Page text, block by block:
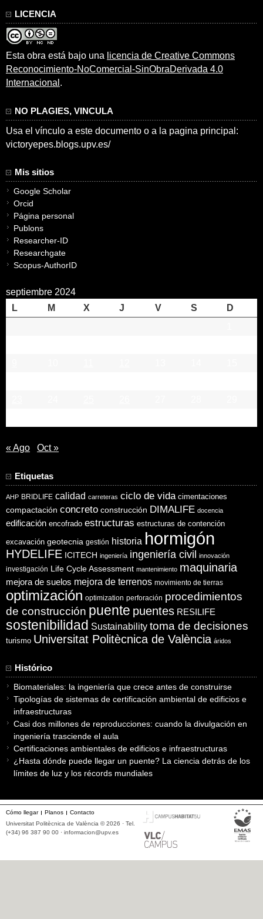
LICENCIA
Esta obra está bajo una licencia de Creative Commons
Reconocimiento-NoComercial-SinObraDerivada 4.0
Internacional .
NO PLAGIES, VINCULA
Usa el vínculo a este documento o a la pagina principal:
victoryepes.blogs.upv.es/
Mis sitios
Google Scholar
Orcid
Página personal
Publons
Researcher-ID
Researchgate
Scopus-AuthorID
septiembre 2024
L
M X J V S
D
« Ago Oct »
Etiquetas
AHP BRIDLIFE calidad carreteras ciclo de vida cimentaciones
compactación concreto construcción DIMALIFE docencia
edificación encofrado estructuras estructuras de contención
excavación geotecnia gestión historia hormigón
HYDELIFE ICITECH ingeniería ingeniería civil innovación
investigación Life Cycle Assessment mantenimiento maquinaria
mejora de suelos mejora de terrenos movimiento de tierras
optimización optimization perforación procedimientos
de construcción puente puentes RESILIFE
sostenibilidad Sustainability toma de decisiones
turismo Universitat Politècnica de València áridos
Histórico
Biomateriales: la ingeniería que crece antes de construirse
Tipologías de sistemas de certificación ambiental de edificios e
infraestructuras
Casi dos millones de reproducciones: cuando la divulgación en
ingeniería trasciende el aula
Certificaciones ambientales de edificios e infraestructuras
¿Hasta dónde puede llegar un puente? La ciencia detrás de los
límites de luz y los récords mundiales
Cómo llegar Planos
Contacto
Universitat Politècnica de València © 2026 · Tel.
(+34) 96 387 90 00 · informacion@upv.es